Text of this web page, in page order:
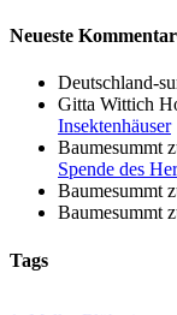
Neueste
Deutschland-
Gitta Wittich
Insektenhäuser
Baumesummt
Spende des
Baumesummt
Baumesummt
Tags